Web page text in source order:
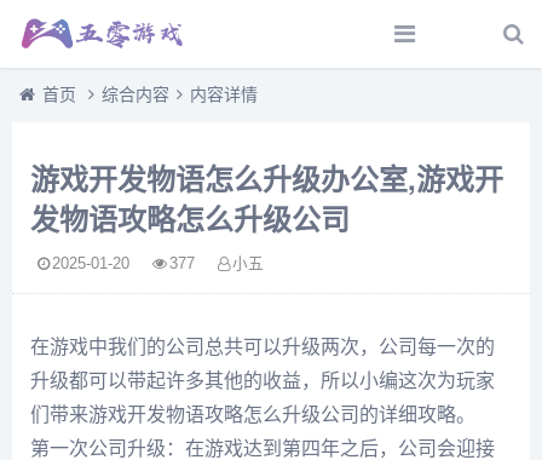
首页 综合内容 内容详情
游戏开发物语怎么升级办公室,游戏开
发物语攻略怎么升级公司
2025-01-20 377 小五
在游戏中我们的公司总共可以升级两次，公司每一次的
升级都可以带起许多其他的收益，所以小编这次为玩家
们带来游戏开发物语攻略怎么升级公司的详细攻略。
第一次公司升级：在游戏达到第四年之后，公司会迎接